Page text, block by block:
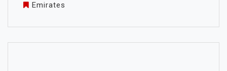
Emirates